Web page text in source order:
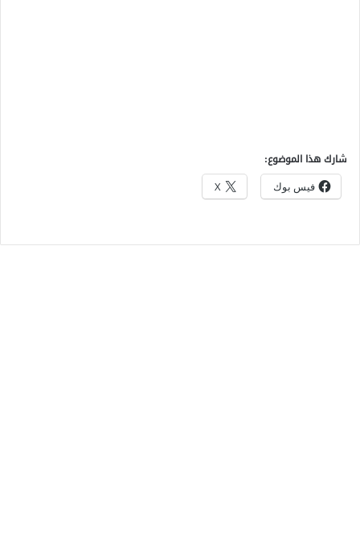
شارك هذا الموضوع:
فيس بوك X